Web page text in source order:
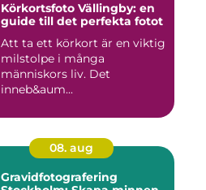
Körkortsfoto Vällingby: en
guide till det perfekta fotot
Att ta ett körkort är en viktig
milstolpe i många
människors liv. Det
inneb&aum...
08. aug
Gravidfotografering